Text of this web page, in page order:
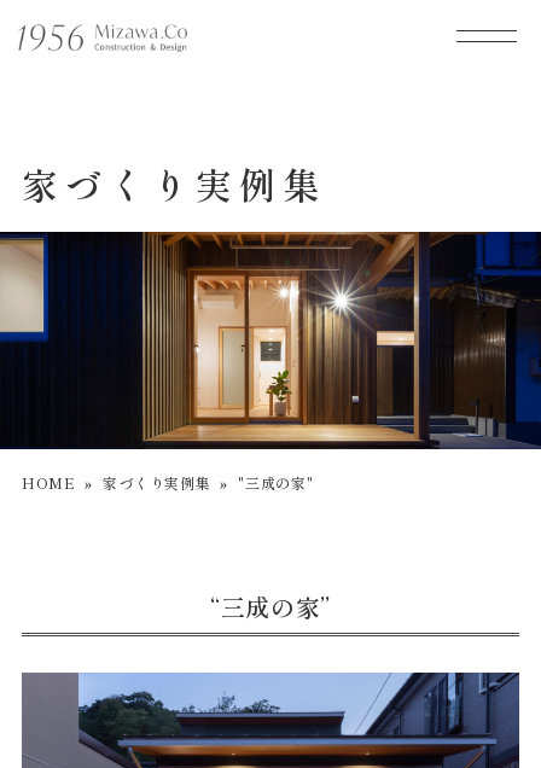
家づくり実例集
HOME »家づくり実例集 » "三成の家"
“三成の家”